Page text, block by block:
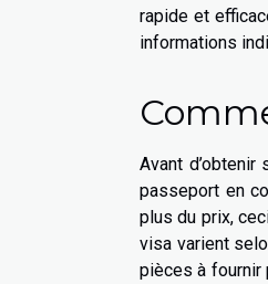
rapide et
informations
Avant
passeport en
plus du prix,
visa varient
pièces à fournir